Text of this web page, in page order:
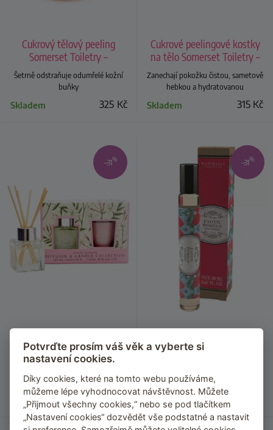
Cukrový tělový peeling
Somerset Toiletry –
grapefruit a pomeranč, 310 g
Šetrně odstraňuje odumřelé kožní
buňky
325 Kč
Skladem
Cukrové peelingové kostky
na tělo Somerset Toiletry –
grapefruit a Aloe Vera, 9 ks
Zanechají pokožku čistou, sametově
hebkou a hydratovanou
315 Kč
Skladem
–31%
Somerset Toiletry – bílý
jasmín
vzpomínky na slunečná rána
405Kč
279Kč
Skladem
–31%
Somerset Toiletry – pomelo
Skladem
Potvrďte prosím váš věk a vyberte si
nastavení cookies.
Díky cookies, které na tomto webu používáme,
můžeme lépe vyhodnocovat návštěvnost. Můžete
„Přijmout všechny cookies,“ nebo se pod tlačítkem
„Nastavení cookies“ dozvědět vše podstatné a nastavit